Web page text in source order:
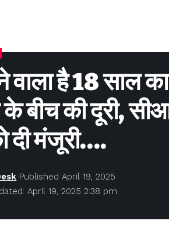
वाला है 18 साल
के बीच की दूरी,
दी मंजूरी….
April 19, 2025 2:38 pm
Published April 19, 2025